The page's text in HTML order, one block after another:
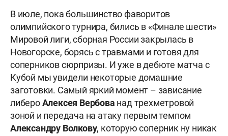
В июле, пока большинство фаворитов
олимпийского турнира, бились в «Финале шести»
Мировой лиги, сборная России закрылась в
Новогорске, борясь с травмами и готовя для
соперников сюрпризы. И уже в дебюте матча с
Кубой мы увидели некоторые домашние
заготовки. Самый яркий момент – зависание
либероАлексея Вербова над трехметровой
зоной и передача на атаку первым темпом
Александру Волкову, которую соперник ну никак